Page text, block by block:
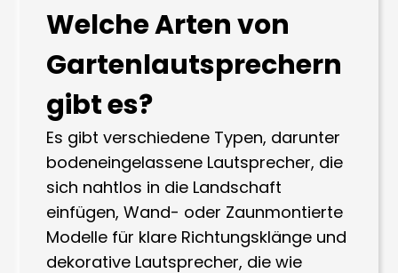
Welche Arten von
Gartenlautsprechern
gibt es?
Es gibt verschiedene Typen, darunter
bodeneingelassene Lautsprecher, die
sich nahtlos in die Landschaft
einfügen, Wand- oder Zaunmontierte
Modelle für klare Richtungsklänge und
dekorative Lautsprecher, die wie